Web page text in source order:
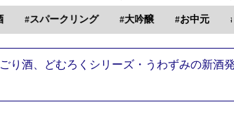
スパークリング 大吟醸 お中元 敬
り酒、どむろくシリーズ・うわずみの新酒